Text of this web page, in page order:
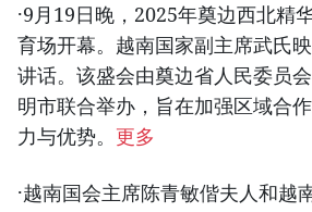
·9月19日晚，2025年奠边西北精
育场开幕。越南国家副主席武氏
讲话。该盛会由奠边省人民委员
明市联合举办，旨在加强区域合
力与优势。 更多
·越南国会主席陈青敏偕夫人和越